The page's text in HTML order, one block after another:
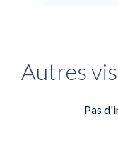
Autres
Pas